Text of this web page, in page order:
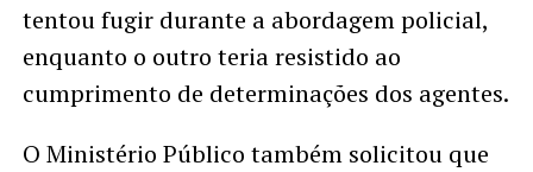
tentou fugir durante a abordagem policial,
enquanto o outro teria resistido ao
cumprimento de determinações dos agentes.
O Ministério Público também solicitou que